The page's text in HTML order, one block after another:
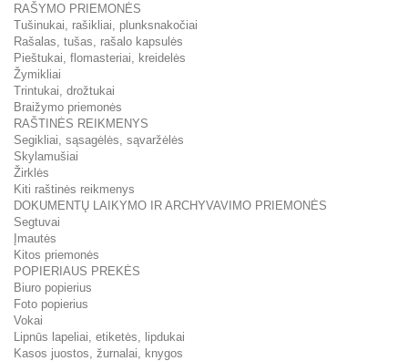
RAŠYMO PRIEMONĖS
Tušinukai, rašikliai, plunksnakočiai
Rašalas, tušas, rašalo kapsulės
Pieštukai, flomasteriai, kreidelės
Žymikliai
Trintukai, drožtukai
Braižymo priemonės
RAŠTINĖS REIKMENYS
Segikliai, sąsagėlės, sąvaržėlės
Skylamušiai
Žirklės
Kiti raštinės reikmenys
DOKUMENTŲ LAIKYMO IR ARCHYVAVIMO PRIEMONĖS
Segtuvai
Įmautės
Kitos priemonės
POPIERIAUS PREKĖS
Biuro popierius
Foto popierius
Vokai
Lipnūs lapeliai, etiketės, lipdukai
Kasos juostos, žurnalai, knygos